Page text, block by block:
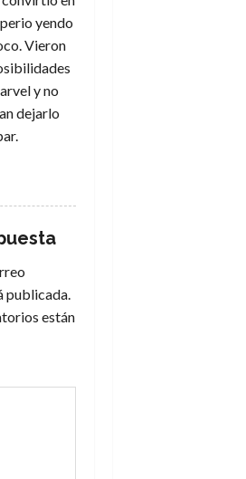
yendo
Vieron
y no
dejarlo
publicada.
están